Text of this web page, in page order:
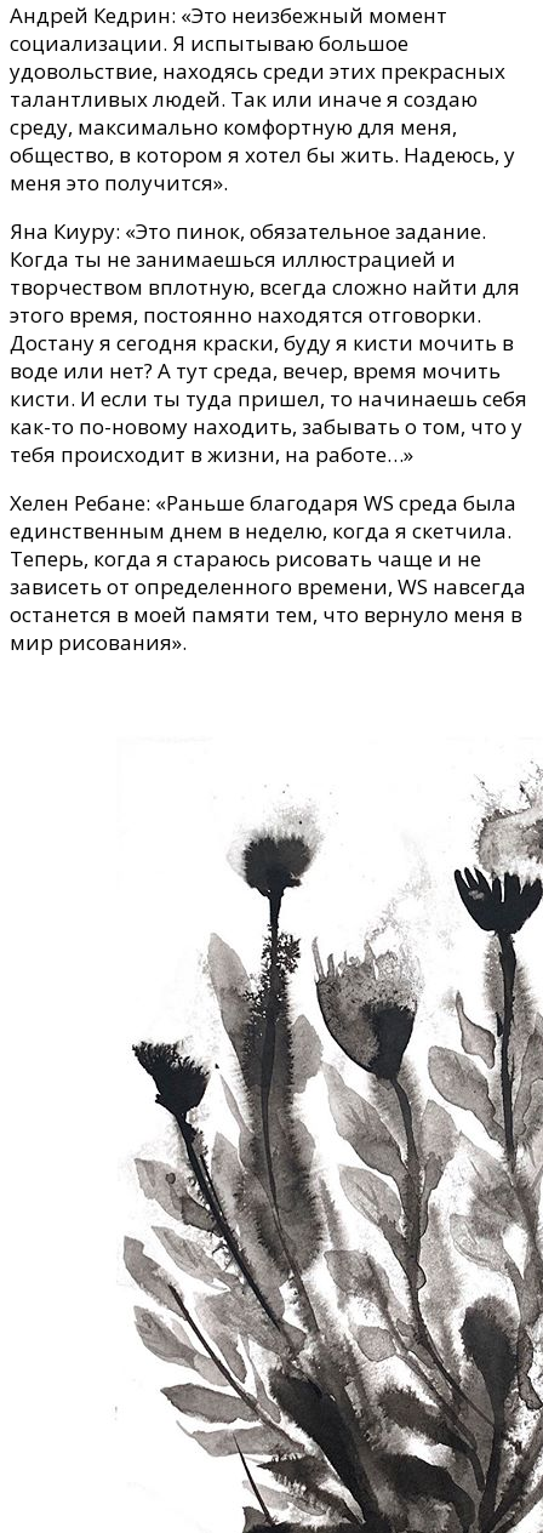
Андрей Кедрин: «Это неизбежный момент
социализации. Я испытываю большое
удовольствие, находясь среди этих прекрасных
талантливых людей. Так или иначе я создаю
среду, максимально комфортную для меня,
общество, в котором я хотел бы жить. Надеюсь, у
меня это получится».
Яна Киуру: «Это пинок, обязательное задание.
Когда ты не занимаешься иллюстрацией и
творчеством вплотную, всегда сложно найти для
этого время, постоянно находятся отговорки.
Достану я сегодня краски, буду я кисти мочить в
воде или нет? А тут среда, вечер, время мочить
кисти. И если ты туда пришел, то начинаешь себя
как-то по-новому находить, забывать о том, что у
тебя происходит в жизни, на работе…»
Хелен Ребане: «Раньше благодаря WS среда была
единственным днем в неделю, когда я скетчила.
Теперь, когда я стараюсь рисовать чаще и не
зависеть от определенного времени, WS навсегда
останется в моей памяти тем, что вернуло меня в
мир рисования».